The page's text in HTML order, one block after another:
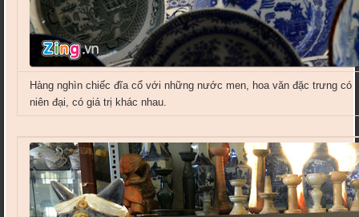
Hàng nghìn chiếc đĩa cổ với những nước men, hoa văn đặc trưng
niên đại, có giá trị khác nhau.